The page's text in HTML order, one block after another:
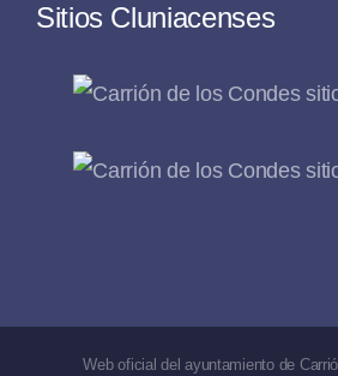
Sitios Cluniacenses
Web oficial del ayuntamiento de